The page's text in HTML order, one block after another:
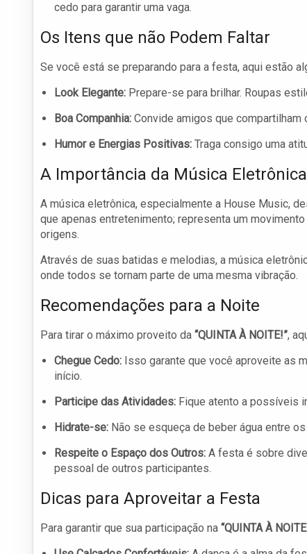
cedo para garantir uma vaga.
Os Itens que não Podem Faltar
Se você está se preparando para a festa, aqui estão
Look Elegante: Prepare-se para brilhar. Roupas
Boa Companhia: Convide amigos que
Humor e Energias Positivas: Traga consigo uma
A Importância da Música Eletrônica
A música eletrônica, especialmente a House Music,
que apenas entretenimento; representa um
origens.
Através de suas batidas e melodias, a música
onde todos se tornam parte de uma mesma vibração.
Recomendações para a Noite
Para tirar o máximo proveito da “QUINTA À NOITE!”,
Chegue Cedo: Isso garante que você aproveite as
início.
Participe das Atividades: Fique atento a possíveis
Hidrate-se: Não se esqueça de beber água entre
Respeite o Espaço dos Outros: A festa é sobre
pessoal de outros participantes.
Dicas para Aproveitar a Festa
Para garantir que sua participação na “QUINTA À